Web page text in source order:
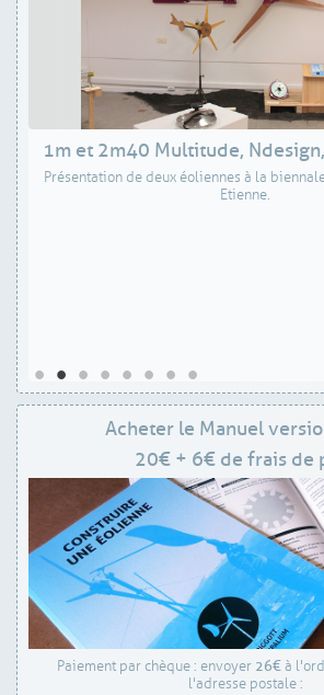
1m et 2m40 Multitude,
Présentation de deux éoliennes à la
Etienne.
Acheter le Manuel
20€ + 6€ de frais de
Paiement par chèque : envoyer 26€à
l'adresse postale :